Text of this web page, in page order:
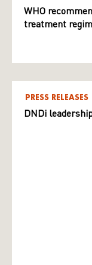
WHO
treatment
PRESS RELEASES
DNDi